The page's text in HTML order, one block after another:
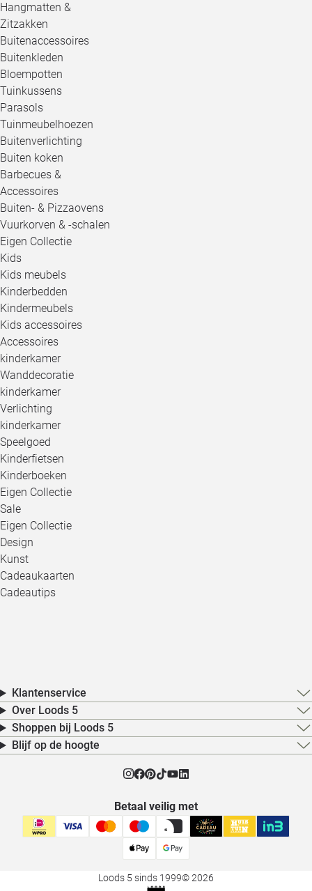
Hangmatten &
Zitzakken
Buitenaccessoires
Buitenkleden
Bloempotten
Tuinkussens
Parasols
Tuinmeubelhoezen
Buitenverlichting
Buiten koken
Barbecues &
Accessoires
Buiten- & Pizzaovens
Vuurkorven & -schalen
Eigen Collectie
Kids
Kids meubels
Kinderbedden
Kindermeubels
Kids accessoires
Accessoires
kinderkamer
Wanddecoratie
kinderkamer
Verlichting
kinderkamer
Speelgoed
Kinderfietsen
Kinderboeken
Eigen Collectie
Sale
Eigen Collectie
Design
Kunst
Cadeaukaarten
Cadeautips
Klantenservice
Over Loods 5
Shoppen bij Loods 5
Blijf op de hoogte
Betaal veilig met
Loods 5 sinds 1999© 2026